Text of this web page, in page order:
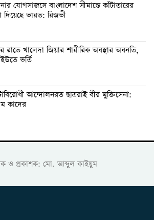
যোগসাজসে বাংলাদেশ সীমান্তে কাঁটাতারের
দিয়েছে ভারত: রিজভী
রাতে খালেদা জিয়ার শারীরিক অবস্থার অবনতি,
ভর্তি
আন্দোলনরত ছাত্ররাই বীর মুক্তিসেনা:
কাদের
ও প্রকাশক: মো. আব্দুল কাইয়ুম